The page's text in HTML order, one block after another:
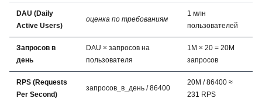
DAU (Daily
Active Users)
оценка по требованиям
1 млн
пользователей
Запросов в
день
DAU × запросов на
пользователя
1M × 20 = 20M
запросов
RPS (Requests
Per Second)
запросов_в_день / 86400
20M / 86400 ≈
231 RPS